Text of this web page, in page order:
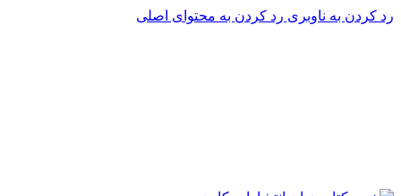
رد کردن به ناوبری رد کردن به محتوای اصلی